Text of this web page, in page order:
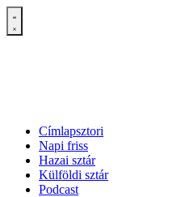
Címlapsztori
Napi friss
Hazai sztár
Külföldi sztár
Podcast